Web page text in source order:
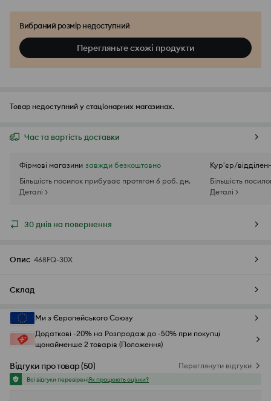
Вибраний розмір недоступний
Перегляньте схожі продукти
Товар недоступний у стаціонарних магазинах.
Час та вартість доставки
Фірмові магазини завжди безкоштовно
Більшість посилок прибуває протягом 6 роб. дн.
Деталі >
Кур'єр/
Більшість
Деталі >
30 днів на повернення
Опис 468FQ-30X
Склад
Ми з Європейського Союзу
Додаткові -20% на Розпродаж до -50% при покупці
щонайменше 2 товарів (Положення)
Відгуки про товар(50) Переглянути відгуки
Всі відгуки перевіреніЯк працюють оцінки?